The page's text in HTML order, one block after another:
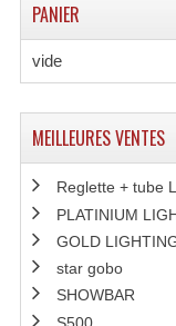
Enceintes
PANIER
vide
MEILLEURES VENTES
Reglette + tube
PLATINIUM
GOLD
star gobo
SHOWBAR
S500